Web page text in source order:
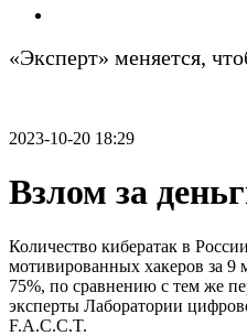
«Эксперт» меняется,
2023-10-20 18:29
Взлом за
Количество кибератак в
мотивированных хакеров за 9
75%, по сравнению с тем же
эксперты Лаборатории
F.A.С.С.T.